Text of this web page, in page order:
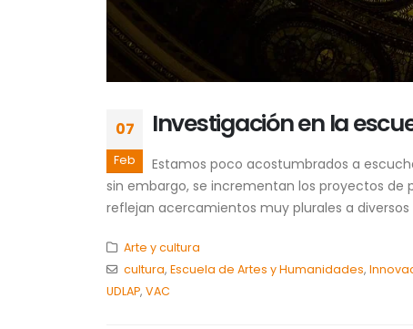
07
Feb
Investigación en la
Estamos poco acostumbrados a
sin embargo, se incrementan los proyectos de
reflejan acercamientos muy plurales a
Arte y cultura
cultura, Escuela de Artes y Humanidades,
UDLAP, VAC